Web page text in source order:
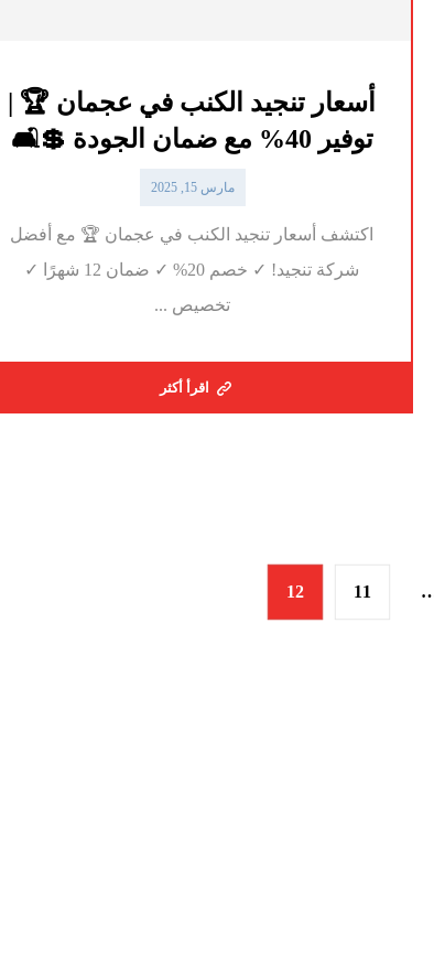
أسعار تنجيد الكنب في عجمان 🏆 |
توفير 40% مع ضمان الجودة 💲🛋️
مارس 15, 2025
اكتشف أسعار تنجيد الكنب في عجمان 🏆 مع أفضل
شركة تنجيد! ✓ خصم 20% ✓ ضمان 12 شهرًا ✓
تخصيص ...
اقرأ أكثر
11
12